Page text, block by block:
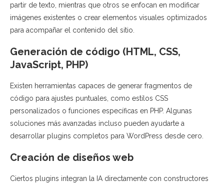
partir de texto, mientras que otros se enfocan en modificar
imágenes existentes o crear elementos visuales optimizados
para acompañar el contenido del sitio.
Generación de código (HTML, CSS,
JavaScript, PHP)
Existen herramientas capaces de generar fragmentos de
código para ajustes puntuales, como estilos CSS
personalizados o funciones específicas en PHP. Algunas
soluciones más avanzadas incluso pueden ayudarte a
desarrollar plugins completos para WordPress desde cero.
Creación de diseños web
Ciertos plugins integran la IA directamente con constructores